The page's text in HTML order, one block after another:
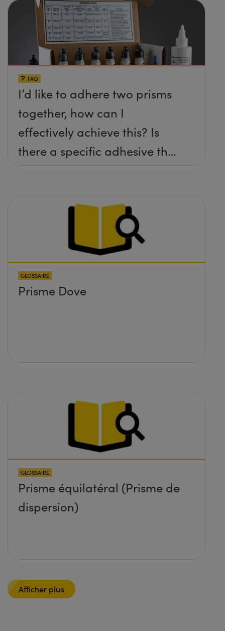
FAQ
I’d like to adhere two prisms
together, how can I
effectively achieve this? Is
there a specific adhesive that
GLOSSAIRE
Prisme Dove
GLOSSAIRE
Prisme équilatéral (Prisme de
dispersion)
Afficher plus